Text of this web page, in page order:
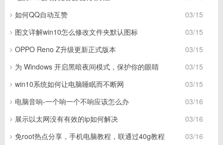
03/15
如何QQ自动互赞
03/15
图文详解win10怎么修改文件夹默认图标
03/15
OPPO Reno Z升级更新正式版本
03/15
为 Windows 开启黑暗夜间模式，保护你的眼睛
03/15
win10系统如何让电脑睡眠而不断网
03/16
电脑音响-一个响一个不响应该怎么办
03/16
展示以太网没有有效的ip如何解决
03/16
免root热点分享，手机电脑教程，联通过40g教程